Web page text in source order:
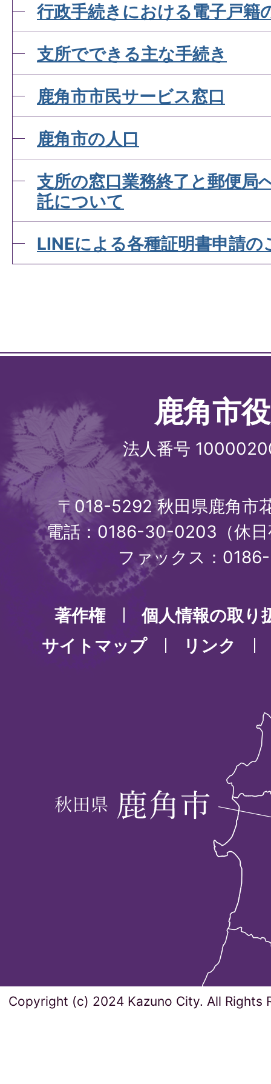
裁判により離婚した場合の
てください。
離婚届の手続方法について
死亡届の手続方法について
死亡届はいつまでに届出を
住民票の写しを土日・祝日
住民登録地以外の役所で、
ますか?
DVやストーカー被害者の
制限することができると聞
住みはじめてから14日以上
住所は変わっていないの
変更になりました。届出は
住所異動の届出は郵便でも
住所異動の届出を代理の
住民票などの証明書の手
が
行政手続きにおける電子戸籍
支所でできる主な手続き
鹿角市市民サービス窓口
鹿角市の人口
支所の窓口業務終了と郵便局
託について
LINEによる各種証明書申請の
鹿角市
法人番号
〒018-5292 秋田県鹿角市
電話：0186-30-0203（休
ファックス：
著作権
個人情報の取り
サイトマップ
リンク
Copyright (c) 2024 Kazuno City. All Rights